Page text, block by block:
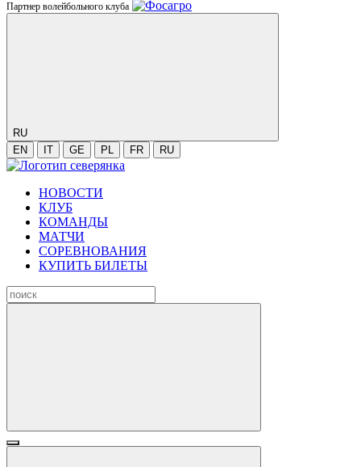
Партнер волейбольного клуба
RU
EN
IT GE PL FR RU
НОВОСТИ
КЛУБ
КОМАНДЫ
МАТЧИ
СОРЕВНОВАНИЯ
КУПИТЬ БИЛЕТЫ